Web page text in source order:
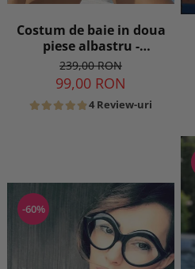
Costum de baie in doua
piese albastru -
transparent
239,00 RON
99,00 RON
4 Review-uri
-60%